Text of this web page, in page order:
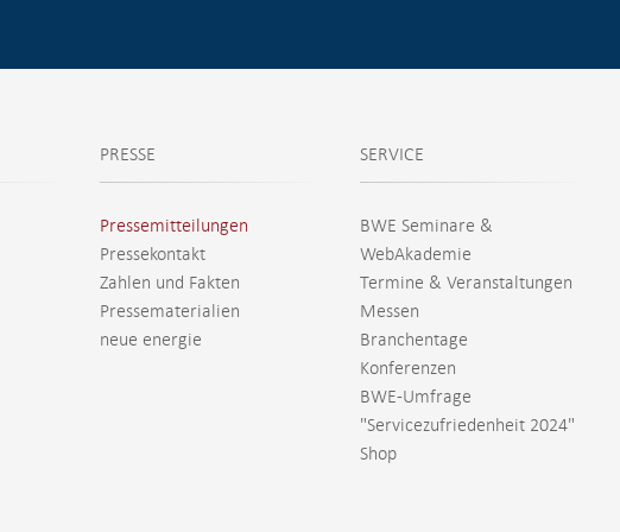
PRESSE
Pressemitteilungen
Pressekontakt
Zahlen und Fakten
Pressematerialien
neue energie
SERVICE
BWE Seminare &
WebAkademie
Termine & Veranstaltungen
Messen
Branchentage
Konferenzen
BWE-Umfrage
"Servicezufriedenheit 2024"
Shop